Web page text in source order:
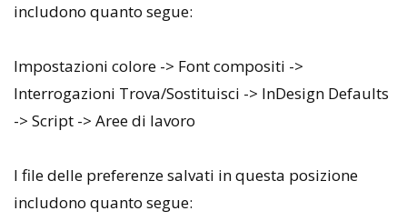
includono quanto segue:
Impostazioni colore -> Font compositi ->
Interrogazioni Trova/Sostituisci -> InDesign Defaults
-> Script -> Aree di lavoro
I file delle preferenze salvati in questa posizione
includono quanto segue: